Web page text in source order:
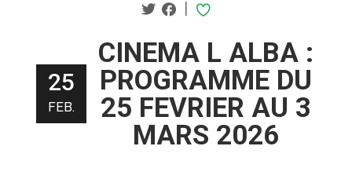
|
25
FEB.
CINEMA L ALBA :
PROGRAMME DU
25 FEVRIER AU 3
MARS 2026